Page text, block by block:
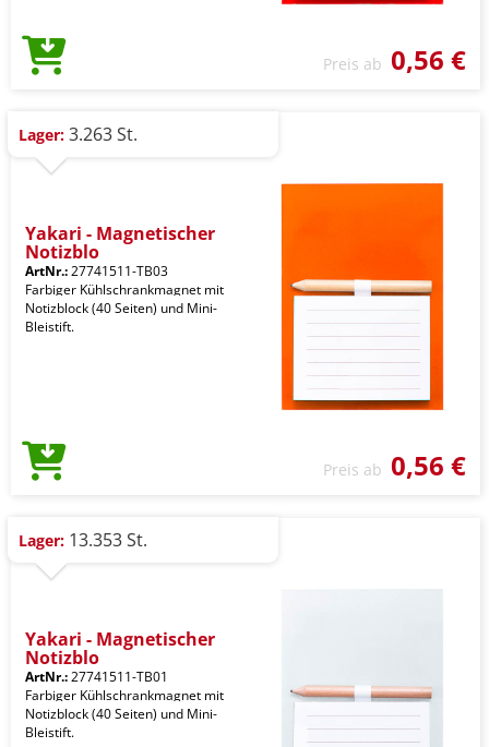
Preis ab 0,56 €
Lager: 3.263 St.
Yakari - Magnetischer
Notizblo
ArtNr.:27741511-TB03
Farbiger Kühlschrankmagnet mit
Notizblock (40 Seiten) und Mini-
Bleistift.
Preis ab 0,56 €
Lager: 13.353 St.
Yakari - Magnetischer
Notizblo
ArtNr.:27741511-TB01
Farbiger Kühlschrankmagnet mit
Notizblock (40 Seiten) und Mini-
Bleistift.